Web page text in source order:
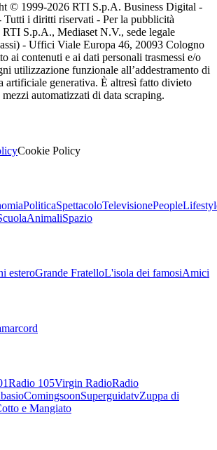
© 1999-2026 RTI S.p.A. Business Digital -
Tutti i diritti riservati - Per la pubblicità
S.p.A., Mediaset N.V., sede legale
- Uffici Viale Europa 46, 20093 Cologno
ai contenuti e ai dati personali trasmessi e/o
utilizzazione funzionale all’addestramento di
artificiale generativa. È altresì fatto divieto
automatizzati di data scraping.
Cookie Policy
PoliticaSpettacoloTelevisionePeople
AnimaliSpazio
esteroGrande FratelloL'isola dei famosiAmici
Radio 105Virgin RadioRadio
ComingsoonSuperguidatvZuppa di
e Mangiato